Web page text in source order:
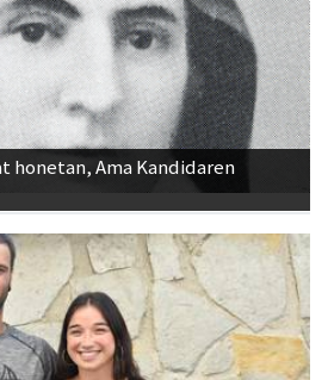
honetan, Ama Kandidaren